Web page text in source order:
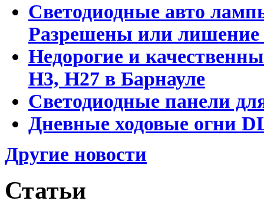
Светодиодные авто
Разрешены или лишение
Недорогие и
Н3, Н27 в Барнауле
Светодиодные панели
Дневные ходовые огни
Другие новости
Статьи